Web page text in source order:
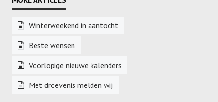
Winterweekend in aantocht
Beste wensen
Voorlopige nieuwe kalenders
Met droevenis melden wij